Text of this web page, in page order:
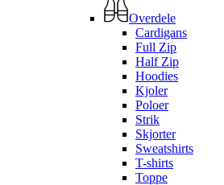
Overdele
Cardigans
Full Zip
Half Zip
Hoodies
Kjoler
Poloer
Strik
Skjorter
Sweatshirts
T-shirts
Toppe